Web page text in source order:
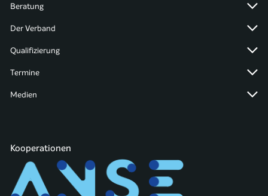
Beratung
Der Verband
Qualifizierung
Termine
Medien
Kooperationen